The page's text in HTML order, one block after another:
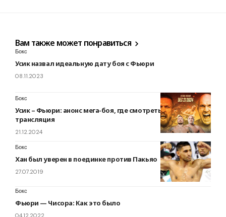
Вам также может понравиться
Бокс
Усик назвал идеальную дату боя с Фьюри
08.11.2023
Бокс
Усик – Фьюри: анонс мега-боя, где смотреть – онлайн
трансляция
21.12.2024
Бокс
Хан был уверен в поединке против Пакьяо
27.07.2019
Бокс
Фьюри — Чисора: Как это было
04.12.2022